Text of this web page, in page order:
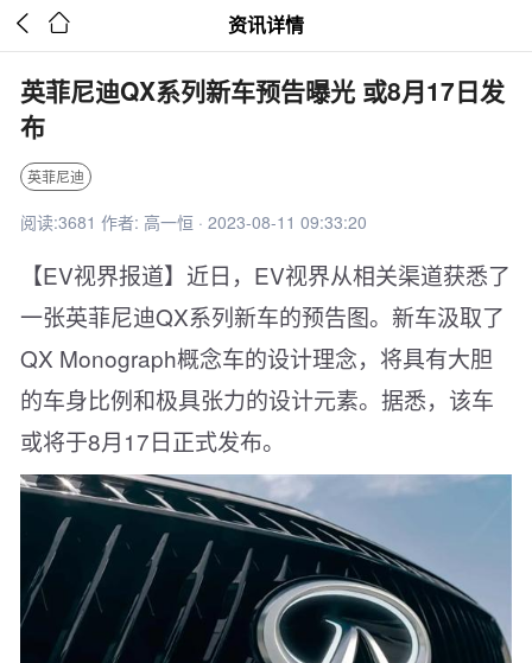
  资讯详情
英菲尼迪QX系列新车预告曝光 或8月17日发
布
英菲尼迪
阅读:3681 作者: 高一恒 · 2023-08-11 09:33:20
【EV视界报道】近日，EV视界从相关渠道获悉了
一张英菲尼迪QX系列新车的预告图。新车汲取了
QX Monograph概念车的设计理念，将具有大胆
的车身比例和极具张力的设计元素。据悉，该车
或将于8月17日正式发布。